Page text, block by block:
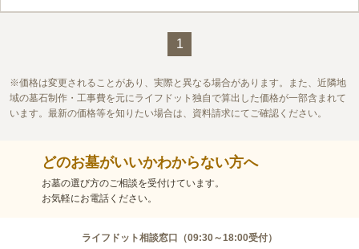
この霊園はまだ誰からも評価されていません。
1
価格は変更されることがあり、実際と異なる場合があります。また、近隣地
域の墓石制作・工事費を元にライフドット独自で算出した価格が一部含まれて
います。最新の価格等を知りたい場合は、資料請求にてご確認ください。
どのお墓がいいかわからない方へ
お墓の選び方のご相談を受付けています。
お気軽にお電話ください。
ライフドット相談窓口（09:30～18:00受付）